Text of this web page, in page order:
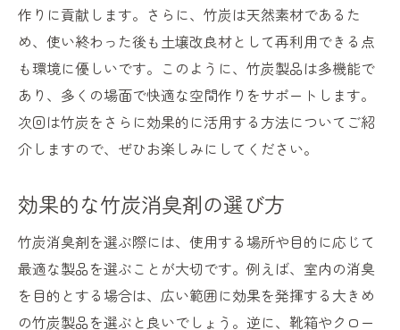
作りに貢献します。さらに、竹炭は天然素材であるた
め、使い終わった後も土壌改良材として再利用できる点
も環境に優しいです。このように、竹炭製品は多機能で
あり、多くの場面で快適な空間作りをサポートします。
次回は竹炭をさらに効果的に活用する方法についてご紹
介しますので、ぜひお楽しみにしてください。
効果的な竹炭消臭剤の選び方
竹炭消臭剤を選ぶ際には、使用する場所や目的に応じて
最適な製品を選ぶことが大切です。例えば、室内の消臭
を目的とする場合は、広い範囲に効果を発揮する大きめ
の竹炭製品を選ぶと良いでしょう。逆に、靴箱やクロー